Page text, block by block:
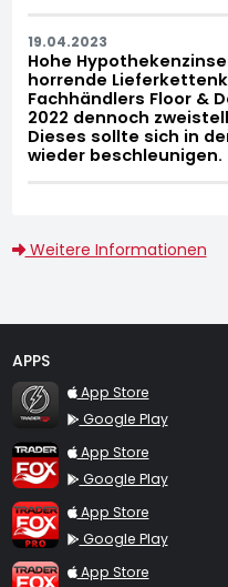
19.04.2023
Hohe
horrende
Fachhändlers Floor &
2022 dennoch
Dieses sollte sich in
wieder beschleunigen.
Weitere Informationen
APPS
TraderFox Flash
App Store
Google Play
TraderFox App
App Store
Google Play
TraderFox Pro
App Store
Google Play
TraderFox dpa-AFX ProFeed
App Store